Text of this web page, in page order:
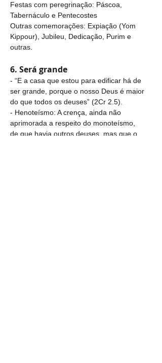
Festas com peregrinação: Páscoa,
Tabernáculo e Pentecostes
Outras comemorações: Expiação (Yom
Kippour), Jubileu, Dedicação, Purim e
outras.
6. Será grande
- “E a casa que estou para edificar há de
ser grande, porque o nosso Deus é maior
do que todos os deuses” (2Cr 2.5).
- Henoteísmo: A crença, ainda não
aprimorada a respeito do monoteísmo,
de que havia outros deuses, mas que o